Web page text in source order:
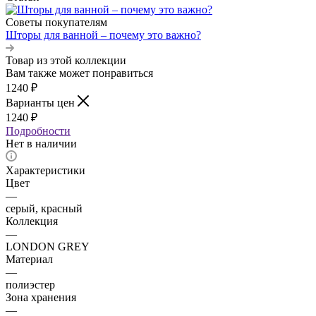
Советы покупателям
Шторы для ванной – почему это важно?
Товар из этой коллекции
Вам также может понравиться
1240 ₽
Варианты цен
1240 ₽
Подробности
Нет в наличии
Характеристики
Цвет
—
серый, красный
Коллекция
—
LONDON GREY
Материал
—
полиэстер
Зона хранения
—